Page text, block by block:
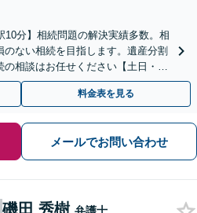
10分】相続問題の解決実績多数。相
ない相続を目指します。遺産分割
相談はお任せください【土日・夜
フターフォローも対応
料金表を見る
メールでお問い合わせ
磯田 秀樹